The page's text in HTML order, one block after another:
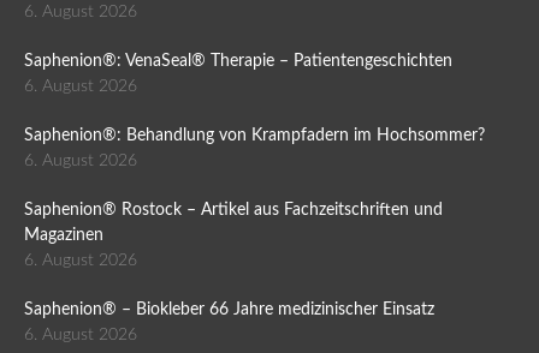
6. August 2026
Saphenion®: VenaSeal® Therapie – Patientengeschichten
6. August 2026
Saphenion®: Behandlung von Krampfadern im Hochsommer?
6. August 2026
Saphenion® Rostock – Artikel aus Fachzeitschriften und
Magazinen
6. August 2026
Saphenion® – Biokleber 66 Jahre medizinischer Einsatz
6. August 2026